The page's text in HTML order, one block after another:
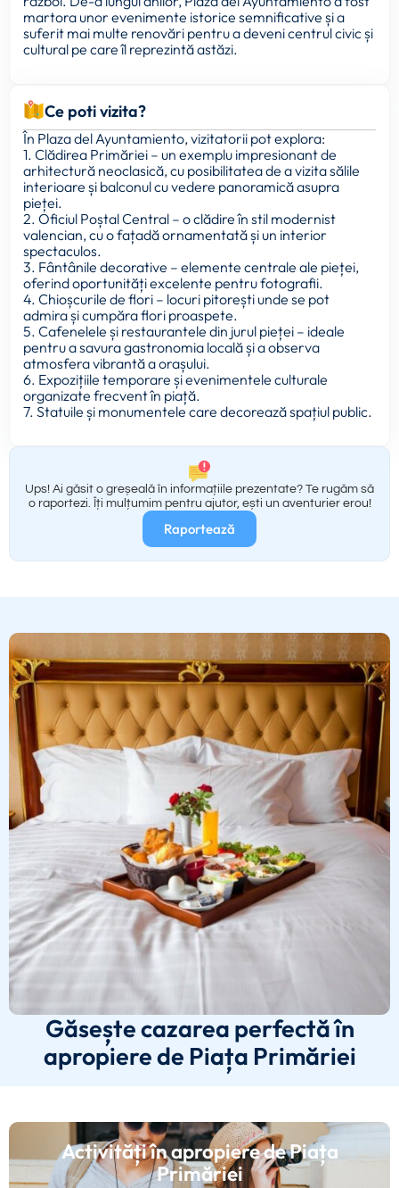
martora unor evenimente istorice semnificative și a
suferit mai multe renovări pentru a deveni centrul civic și
cultural pe care îl reprezintă astăzi.
Ce poti vizita?
În Plaza del Ayuntamiento, vizitatorii pot explora:
1. Clădirea Primăriei – un exemplu impresionant de
arhitectură neoclasică, cu posibilitatea de a vizita sălile
interioare și balconul cu vedere panoramică asupra
pieței.
2. Oficiul Poștal Central – o clădire în stil modernist
valencian, cu o fațadă ornamentată și un interior
spectaculos.
3. Fântânile decorative – elemente centrale ale pieței,
oferind oportunități excelente pentru fotografii.
4. Chioșcurile de flori – locuri pitorești unde se pot
admira și cumpăra flori proaspete.
5. Cafenelele și restaurantele din jurul pieței – ideale
pentru a savura gastronomia locală și a observa
atmosfera vibrantă a orașului.
6. Expozițiile temporare și evenimentele culturale
organizate frecvent în piață.
7. Statuile și monumentele care decorează spațiul public.
Ups! Ai găsit o greșeală în informațiile prezentate? Te rugăm să
o raportezi. Îți mulțumim pentru ajutor, ești un aventurier erou!
Raportează
Găsește cazarea perfectă în
apropiere de Piața Primăriei
Activități în apropiere de Piața
Primăriei